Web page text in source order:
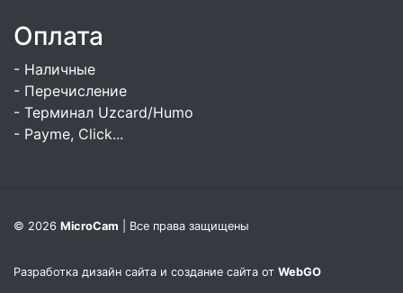
Оплата
- Наличные
- Перечисление
- Терминал Uzcard/Humo
- Payme, Click...
© 2026 MicroCam | Все права защищены
Разработка дизайн сайта и создание сайта от WebGO